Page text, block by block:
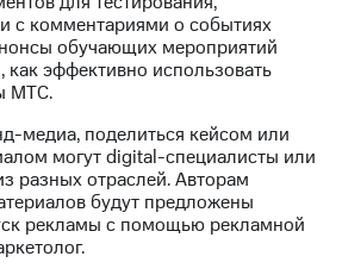
с комментариями о событиях
обучающих мероприятий
как эффективно использовать
МТС.
медиа, поделиться кейсом или
могут digital-cпециалисты или
разных отраслей. Авторам
будут предложены
рекламы с помощью рекламной